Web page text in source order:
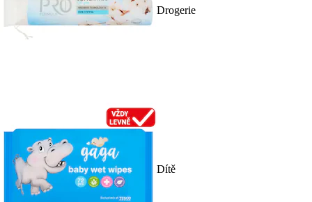
Drogerie
Dítě